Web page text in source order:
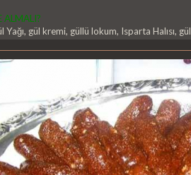
ALMALI?
Yağı, gül kremi, güllü lokum, Isparta Halısı,